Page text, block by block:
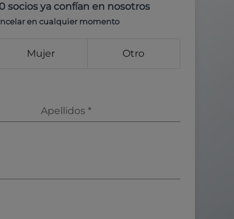
socios ya confían en nosotros
en cualquier momento
Mujer Otro
Apellidos *